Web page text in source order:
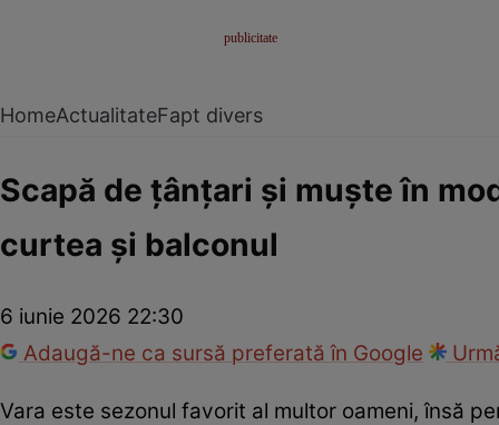
HomeActualitateFapt divers
Scapă de țânțari și muște în
curtea și balconul
6 iunie 2026 22:30
Adaugă-ne ca sursă preferată în Google
Vara este sezonul favorit al multor oameni, însă